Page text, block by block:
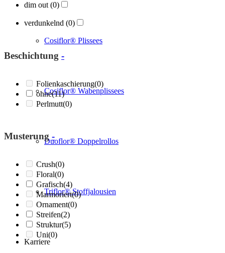
Cosiflor® Plissees
Cosiflor® Wabenplissees
Duoflor® Doppelrollos
Triflor® Stoffjalousien
Karriere
dim out(0)
verdunkelnd (0)
Beschichtung -
Folienkaschierung(0)
ohne(11)
Perlmutt(0)
Musterung -
Crush(0)
Floral(0)
Grafisch(4)
Marmoriert(0)
Ornament(0)
Streifen(2)
Struktur(5)
Uni(0)